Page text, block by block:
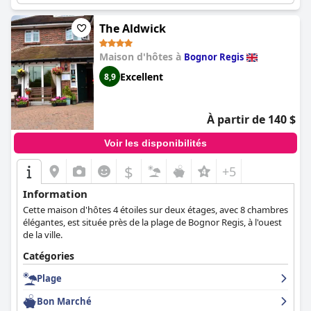
The Aldwick
Maison d'hôtes à Bognor Regis
8,9 Excellent
À partir de 140 $
Voir les disponibilités
$ +5
Information
Cette maison d'hôtes 4 étoiles sur deux étages, avec 8 chambres
élégantes, est située près de la plage de Bognor Regis, à l'ouest
de la ville.
Catégories
Plage
Bon Marché